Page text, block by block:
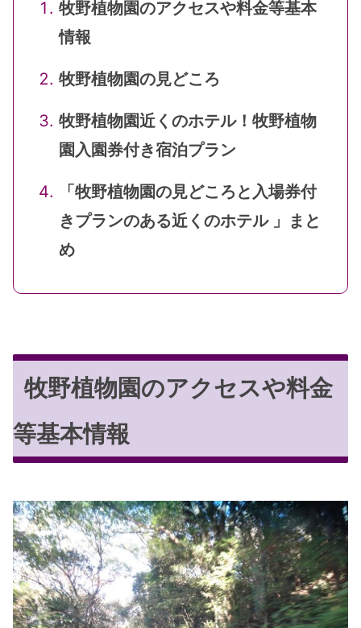
牧野植物園のアクセスや料金等基本
情報
牧野植物園の見どころ
牧野植物園近くのホテル！牧野植物
園入園券付き宿泊プラン
「牧野植物園の見どころと入場券付
きプランのある近くのホテル 」まと
め
牧野植物園のアクセスや料金
等基本情報